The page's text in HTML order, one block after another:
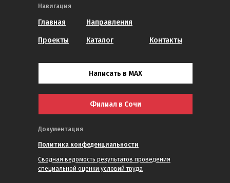
Главная
Политика конфеденциальности
Навигация
Документация
Направления
Каталог Контакты
Сводная ведомость результатов проведения
специальной оценки условий труда
Проекты
Написать в MAX
Филиал в Сочи